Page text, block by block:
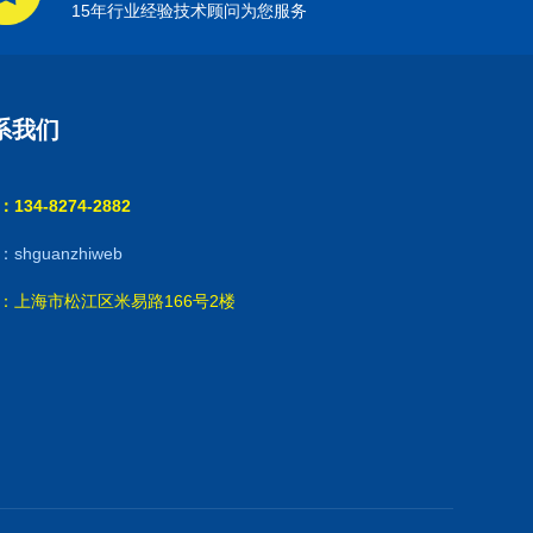
15年行业经验技术顾问为您服务
我们
134-8274-2882
shguanzhiweb
上海市松江区米易路166号2楼